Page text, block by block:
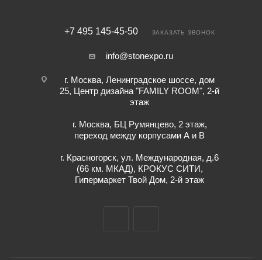
+7 495 145-45-50 ЗАКАЗАТЬ ЗВОНОК
info@stonexpo.ru
г. Москва, Ленинградское шоссе, дом
25, Центр дизайна "FAMILY ROOM", 2-й
этаж
г. Москва, БЦ Румянцево, 2 этаж,
переход между корпусами А и В
г. Красногорск, ул. Международная, д.6
(66 км. МКАД), КРОКУС СИТИ,
Гипермаркет Твой Дом, 2-й этаж